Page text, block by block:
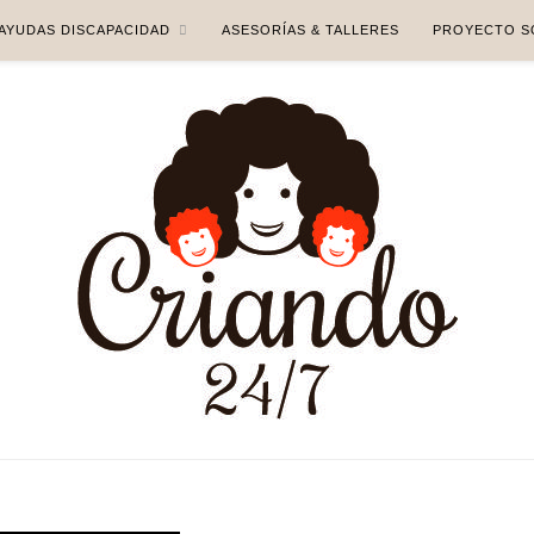
DISCAPACIDAD ASESORÍAS & TALLERES PROYECTO